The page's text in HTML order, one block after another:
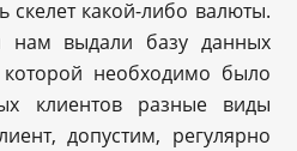
какой-либо валюты.
нам выдали базу данных
необходимо было
клиентов разные виды
допустим, регулярно